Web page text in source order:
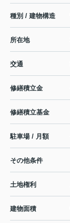
種別 / 建物構造
所在地
交通
修繕積立金
修繕積立基金
駐車場 / 月額
その他条件
土地権利
建物面積